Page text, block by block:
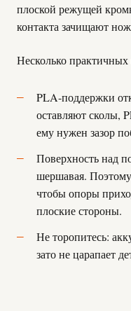
плоской режущей
контакта зачищают
Несколько
PLA-поддержки
оставляют сколы,
ему нужен зазор
Поверхность над
шершавая.
чтобы опоры
плоские стороны.
Не торопитесь:
зато не царапает